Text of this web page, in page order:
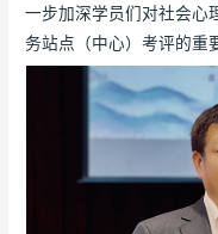
一步加深学员们对社会心
务站点（中心）考评的重